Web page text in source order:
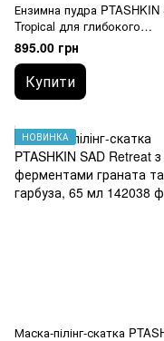
Ензимна пудра PTASHKIN
Tropical для глибокого
очищення обличчя, 50 г
895.00 грн
Купити
НОВИНКА
Маска-пілінг-скатка